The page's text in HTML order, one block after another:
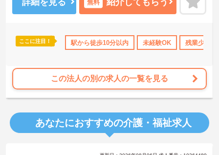
日110日以上 資格取得サポート 研修制度あり 産休･育休･介
すのでお気軽にご相談ください。
詳細を見る 無料 紹介してもらう
ここに注目！ 駅から徒歩10分以内 未経験OK 残業少なめ
この法人の別の求人の一覧を見る
あなたにおすすめの介護・福祉求人